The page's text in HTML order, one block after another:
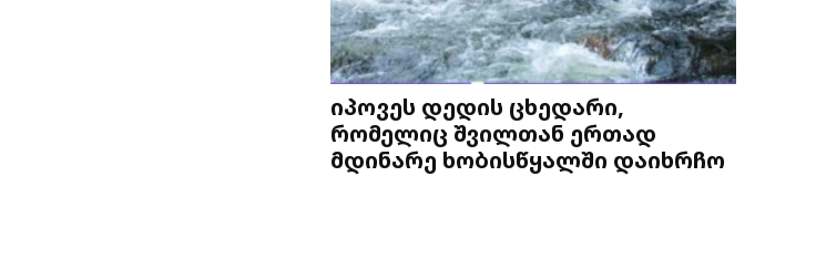
იპოვეს დედის ცხედარი,
რომელიც შვილთან ერთად
მდინარე ხობისწყალში დაიხრჩო